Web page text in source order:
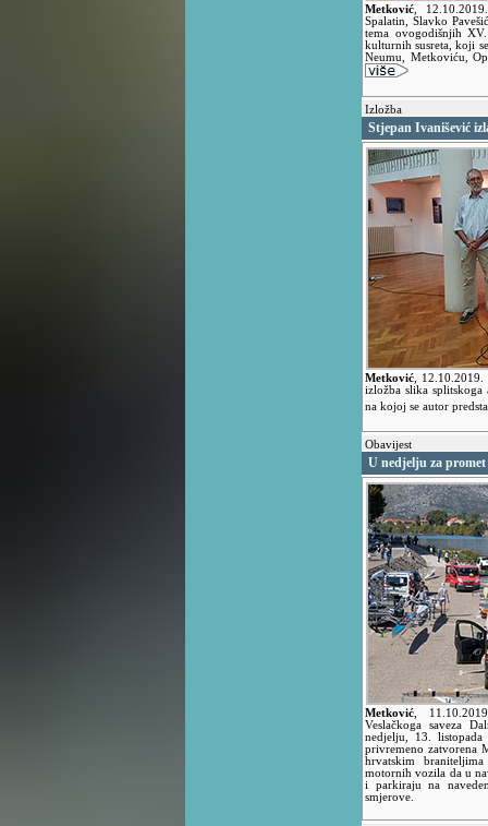
Metković
Spalatin, Slavko
tema ovogodišnjih
kulturnih susreta, koji
Neumu, Metkoviću,
Izložba
Stjepan Ivanišević
Metković 12.10.2019.
izložba slika splitskoga
na kojoj se autor
Obavijest
U nedjelju za
Metković
Veslačkoga saveza
nedjelju, 13.
privremeno zatvorena
hrvatskim
motornih vozila da u
i parkiraju na
smjerove.